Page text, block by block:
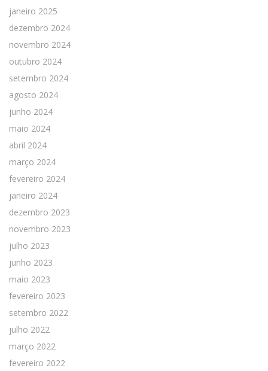
janeiro 2025
dezembro 2024
novembro 2024
outubro 2024
setembro 2024
agosto 2024
junho 2024
maio 2024
abril 2024
março 2024
fevereiro 2024
janeiro 2024
dezembro 2023
novembro 2023
julho 2023
junho 2023
maio 2023
fevereiro 2023
setembro 2022
julho 2022
março 2022
fevereiro 2022